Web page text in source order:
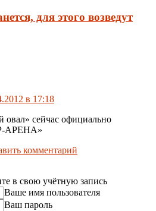
для этого возведут
в 17:18
сейчас официально
АРЕНА»
комментарий
в свою учётную запись
Ваше имя пользователя
Ваш пароль